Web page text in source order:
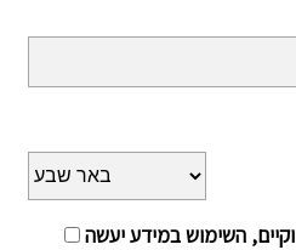
השימוש במידע יעשה